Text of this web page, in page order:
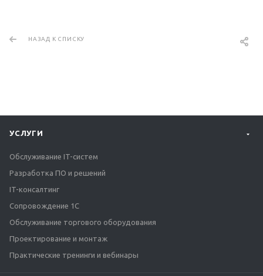
НАЗАД К СПИСКУ
УСЛУГИ
Обслуживание IT-систем
Разработка ПО и решений
IT-консалтинг
Сопровождение 1С
Обслуживание торгового оборудования
Проектирование и монтаж
Практические тренинги и вебинары